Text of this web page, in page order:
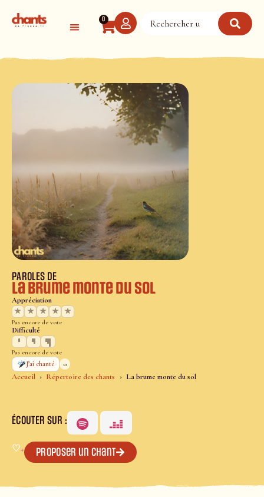
0
Accueil Répertoire des chants La brume monte du sol
PAROLES DE
La brume monte du sol
Appréciation
★
★ ★ ★ ★
Pas encore de vote
Difficulté
Pas encore de vote
J’ai chanté
0
ÉCOUTER SUR :
♡+ Proposer un chant